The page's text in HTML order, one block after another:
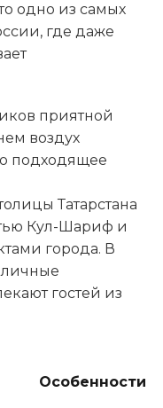
одно из самых
где даже
приятной
воздух
подходящее
Татарстана
Кул-Шариф и
города. В
гостей из
Особенности